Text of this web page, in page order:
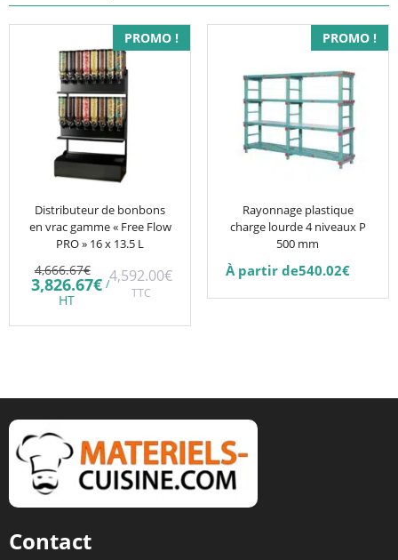
PROMO !
Distributeur de bonbons
en vrac gamme « Free Flow
PRO » 16 x 13.5 L
4,666.67€ Le
prix
initial
4,666.67€.
3,826.67€Le
est :
HT
/4,592.00€
TTC
PROMO !
Rayonnage plastique
charge lourde 4 niveaux P
500 mm
À partir de540.02€
plusieurs
variations.
choisies
page
Contact